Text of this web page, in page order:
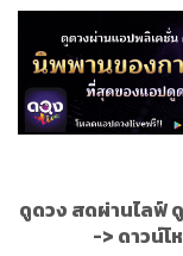
ดูดวง สดผ่านไลฟ์
-> ดาวน์โ